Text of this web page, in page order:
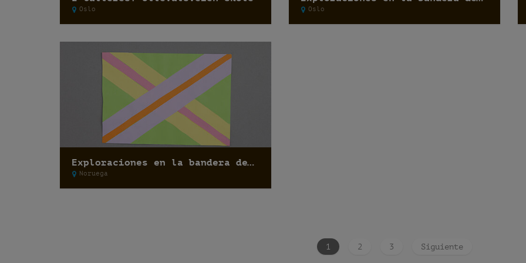
Oslo Oslo
Exploraciones en la bandera de Noruega: Escuela Singsaker
Noruega
1 2 3 Siguiente